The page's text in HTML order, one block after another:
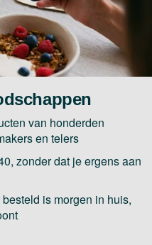
van honderden
en telers
zonder dat je ergens aan
is morgen in huis,